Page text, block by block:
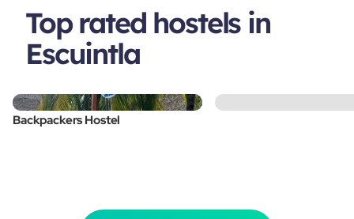
Top rated hostels in
Escuintla
Backpackers Hostel